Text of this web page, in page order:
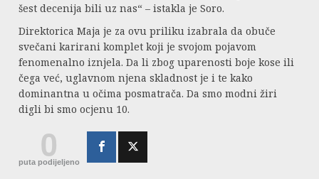
šest decenija bili uz nas“ – istakla je Soro.
Direktorica Maja je za ovu priliku izabrala da obuče
svečani karirani komplet koji je svojom pojavom
fenomenalno iznjela. Da li zbog uparenosti boje kose ili
čega već, uglavnom njena skladnost je i te kako
dominantna u očima posmatrača. Da smo modni žiri
digli bi smo ocjenu 10.
0
puta podijeljeno